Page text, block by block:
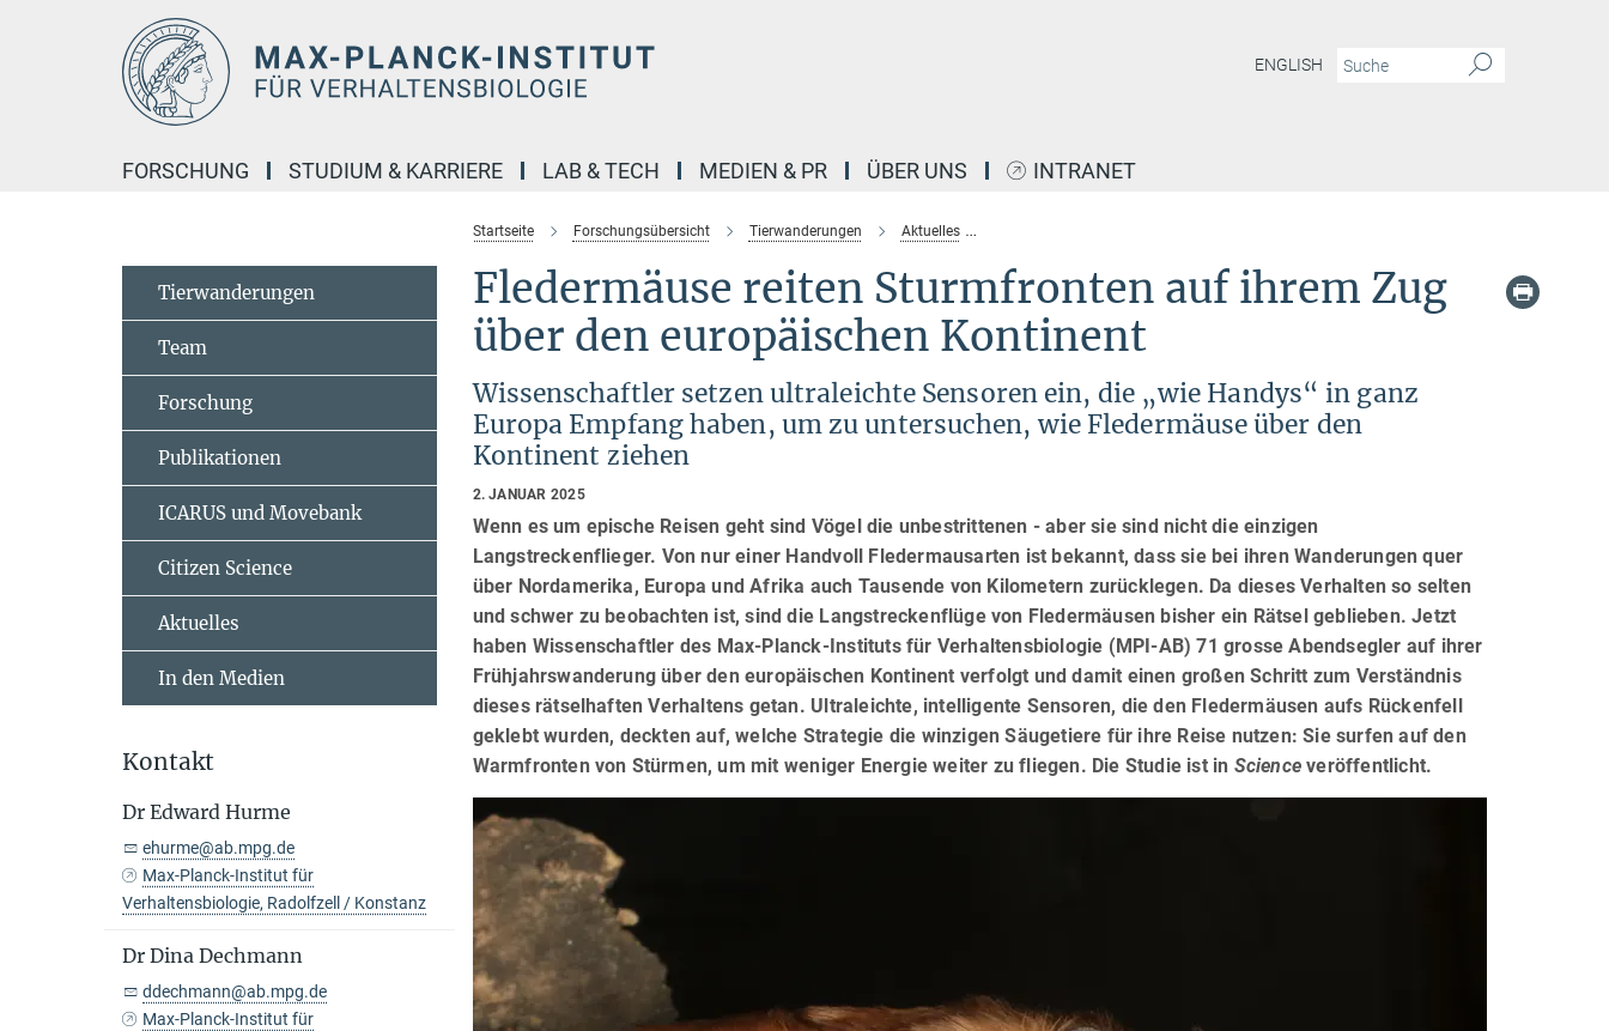
ENGLISH
FORSCHUNG STUDIUM & KARRIERE LAB & TECH MEDIEN & PR ÜBER UNS INTRANET
Startseite Forschungsübersicht Tierwanderungen Aktuelles
Fledermäuse reiten Sturmfronten auf ihrem Zug
über den europäischen Kontinent
Wissenschaftler setzen ultraleichte Sensoren ein, die „wie Handys“ in ganz
Europa Empfang haben, um zu untersuchen, wie Fledermäuse über den
Kontinent ziehen
2. JANUAR 2025
Wenn es um epische Reisen geht sind Vögel die unbestrittenen - aber sie sind nicht die einzigen
Langstreckenflieger. Von nur einer Handvoll Fledermausarten ist bekannt, dass sie bei ihren Wanderungen quer
über Nordamerika, Europa und Afrika auch Tausende von Kilometern zurücklegen. Da dieses Verhalten so selten
und schwer zu beobachten ist, sind die Langstreckenflüge von Fledermäusen bisher ein Rätsel geblieben. Jetzt
haben Wissenschaftler des Max-Planck-Instituts für Verhaltensbiologie (MPI-AB) 71 grosse Abendsegler auf ihrer
Frühjahrswanderung über den europäischen Kontinent verfolgt und damit einen großen Schritt zum Verständnis
dieses rätselhaften Verhaltens getan. Ultraleichte, intelligente Sensoren, die den Fledermäusen aufs Rückenfell
geklebt wurden, deckten auf, welche Strategie die winzigen Säugetiere für ihre Reise nutzen: Sie surfen auf den
Warmfronten von Stürmen, um mit weniger Energie weiter zu fliegen. Die Studie ist in Scienceveröffentlicht.
Tierwanderungen
Team
Forschung
Publikationen
ICARUS und Movebank
Citizen Science
Aktuelles
In den Medien
Kontakt
Dr Edward Hurme
ehurme@ab.mpg.de
Max-Planck-Institut für
Verhaltensbiologie, Radolfzell / Konstanz
Dr Dina Dechmann
ddechmann@ab.mpg.de
Max-Planck-Institut für